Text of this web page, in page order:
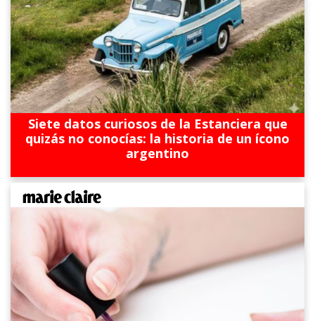
Siete datos curiosos de la Estanciera que
quizás no conocías: la historia de un ícono
argentino